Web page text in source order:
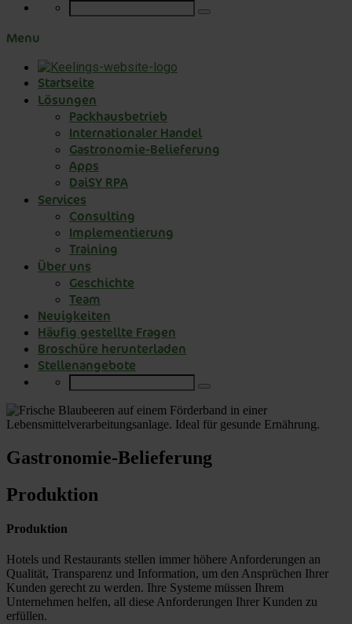
Menu
Startseite
Lösungen
Packhausbetrieb
Internationaler Handel
Gastronomie-Belieferung
Apps
DaiSY RPA
Services
Consulting
Implementierung
Training
Über uns
Geschichte
Team
Neuigkeiten
Häufig gestellte Fragen
Broschüre herunterladen
Stellenangebote
Gastronomie-Belieferung
Produktion
Produktion
Hotels und Restaurants stellen immer höhere Anforderungen an
Qualität, Transparenz und Information, um den Ansprüchen Ihrer
Kunden gerecht zu werden. Ihre Systeme müssen Ihrem
Unternehmen helfen, all diese Anforderungen Ihrer Kunden zu
erfüllen.